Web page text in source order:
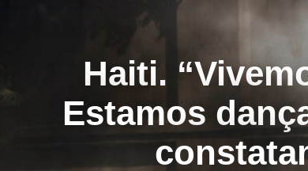
Haiti.
Estamos